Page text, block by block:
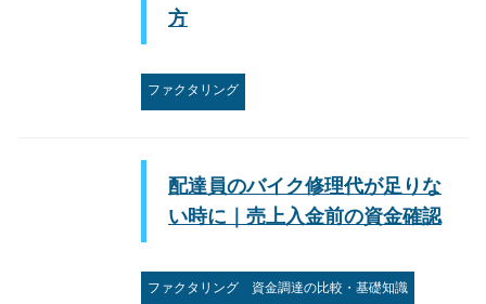
方
ファクタリング
配達員のバイク修理代が足りな
い時に｜売上入金前の資金確認
ファクタリング 資金調達の比較・基礎知識